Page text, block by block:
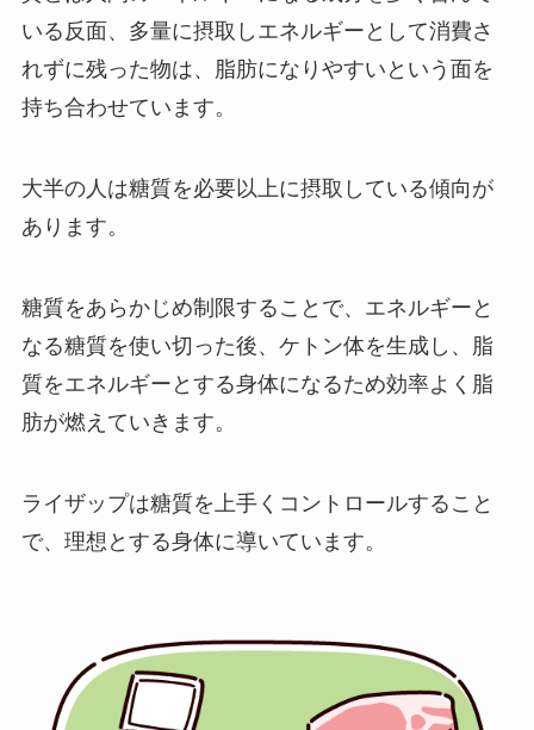
いる反面、多量に摂取しエネルギーとして消費さ
れずに残った物は、脂肪になりやすいという面を
持ち合わせています。
大半の人は糖質を必要以上に摂取している傾向が
あります。
糖質をあらかじめ制限することで、エネルギーと
なる糖質を使い切った後、ケトン体を生成し、脂
質をエネルギーとする身体になるため効率よく脂
肪が燃えていきます。
ライザップは糖質を上手くコントロールすること
で、理想とする身体に導いています。